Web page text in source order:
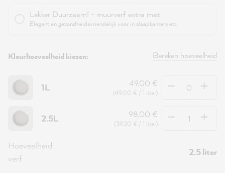
Lekker Duurzaam! - muurverf extra mat
Elegant en gezondheidsvriendelijk voor in slaapkamers etc.
Kleurhoeveelheid kiezen: Bereken hoeveelheid
1L 49,00 €
(49,00 € / 1 liter)
Hoeveelheid
2.5L 98,00 €
(39,20 € / 1 liter)
Hoeveelheid
Hoeveelheid
verf
2.5 liter